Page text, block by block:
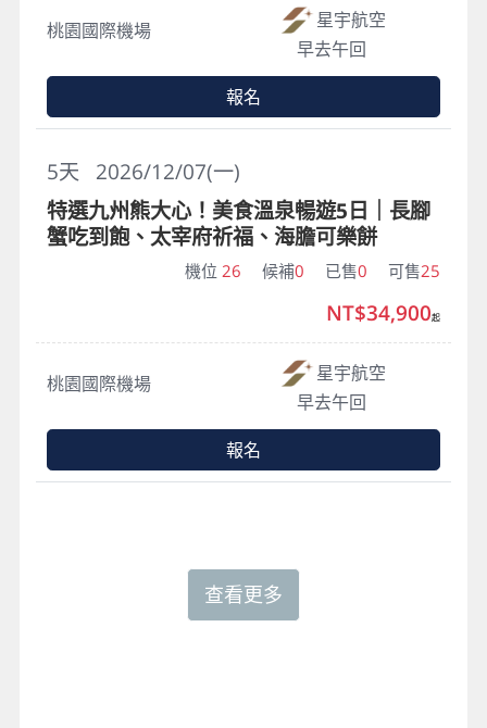
桃園國際機場
星宇航空
早去午回
報名
2026/12/07(一)
5天
特選九州熊大心！美食溫泉暢遊5日｜長腳
蟹吃到飽、太宰府祈福、海膽可樂餅
機位 26 候補0 已售0 可售25
桃園國際機場
星宇航空
早去午回
NT$34,900起
報名
查看更多